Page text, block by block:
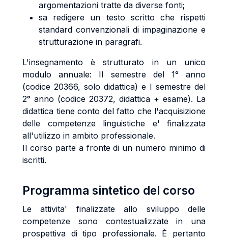
argomentazioni tratte da diverse fonti;
sa redigere un testo scritto che rispetti
standard convenzionali di impaginazione e
strutturazione in paragrafi.
L'insegnamento è strutturato in un unico
modulo annuale: II semestre del 1° anno
(codice 20366, solo didattica) e I semestre del
2° anno (codice 20372, didattica + esame). La
didattica tiene conto del fatto che l'acquisizione
delle competenze linguistiche e' finalizzata
all'utilizzo in ambito professionale.
Il corso parte a fronte di un numero minimo di
iscritti.
Programma sintetico del corso
Le attivita' finalizzate allo sviluppo delle
competenze sono contestualizzate in una
prospettiva di tipo professionale. È pertanto